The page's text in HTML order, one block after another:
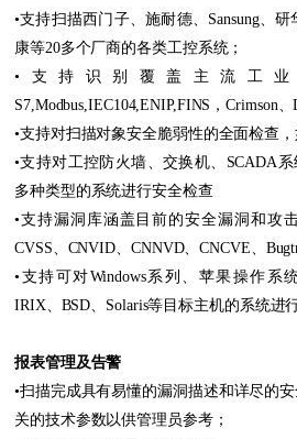
•支持扫描西门子、施耐德、Sansung、
康等20多个厂商的各类工控系统；
•支持识别覆盖主流工
S7,Modbus,IEC104,ENIP,FINS，Crimson、
•支持对扫描对象安全脆弱性的全面检查
•支持对工控防火墙、交换机、SCADA
多种类型的系统进行安全检查
•支持漏洞库涵盖目前的安全漏洞和攻
CVSS、CNVID、CNNVD、CNCVE、
•支持可对Windows系列、苹果操作系
IRIX、BSD、Solaris等目标主机的系统进
报表管理及告警
•扫描完成具有易懂的漏洞描述和详尽的
关的技术参数以供管理员参考；